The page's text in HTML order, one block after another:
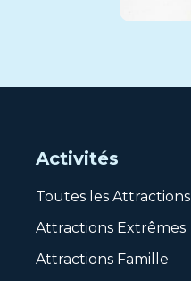
Activités
Toutes les Attractions
Attractions Extrêmes
Attractions Famille